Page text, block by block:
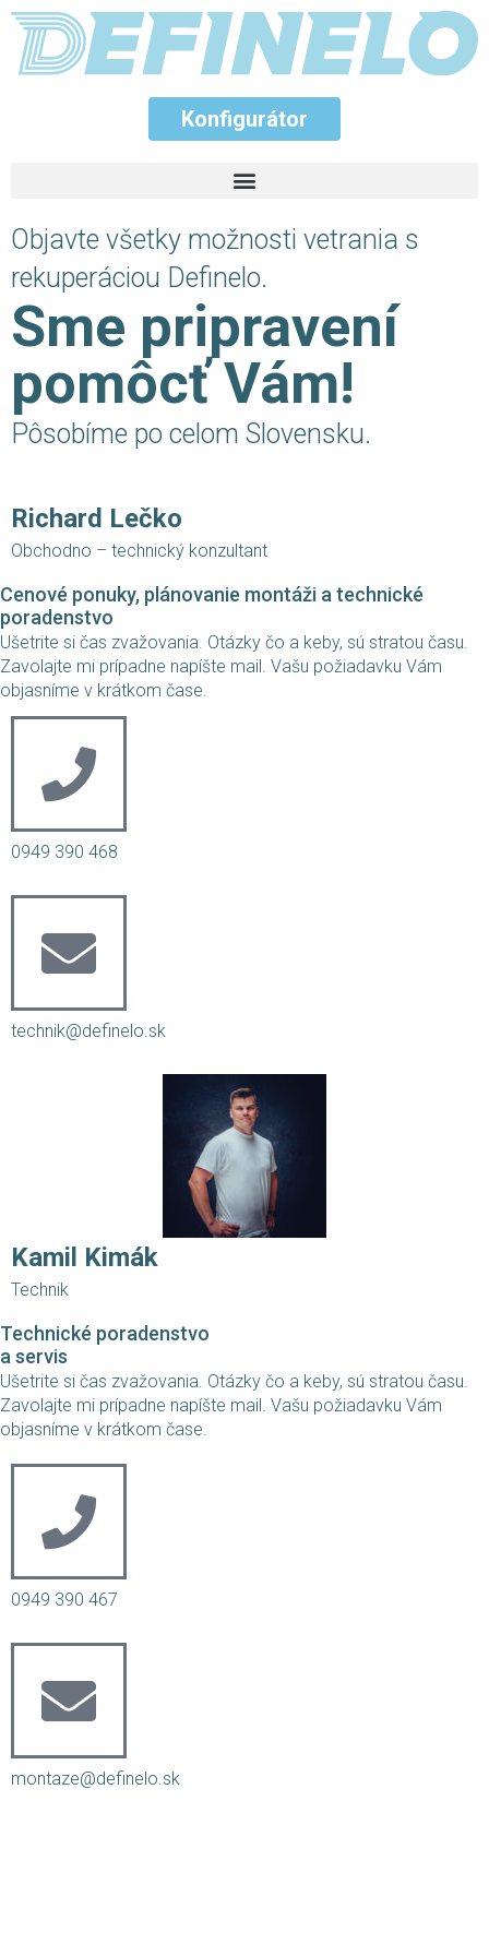
Konfigurátor
Objavte všetky možnosti vetrania s
rekuperáciou Definelo.
Sme pripravení
pomôcť Vám!
Pôsobíme po celom Slovensku.
Richard Lečko
Obchodno – technický konzultant
Cenové ponuky, plánovanie montáži a technické
poradenstvo
Ušetrite si čas zvažovania. Otázky čo a keby, sú stratou času.
Zavolajte mi prípadne napíšte mail. Vašu požiadavku Vám
objasníme v krátkom čase.
0949 390 468
technik@definelo.sk
Kamil Kimák
Technik
Technické poradenstvo
a servis
Ušetrite si čas zvažovania. Otázky čo a keby, sú stratou času.
Zavolajte mi prípadne napíšte mail. Vašu požiadavku Vám
objasníme v krátkom čase.
0949 390 467
montaze@definelo.sk